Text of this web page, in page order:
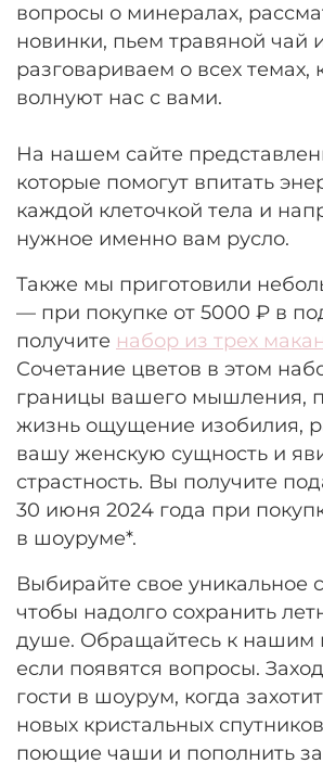
вопросы о минералах,
новинки, пьем травяной чай
разговариваем о всех темах,
волнуют нас с вами.
На нашем сайте
которые помогут впитать
каждой клеточкой тела и
нужное именно вам русло.
Также мы приготовили
— при покупке от 5000 ₽ в
получите набор из трех
Сочетание цветов в этом
границы вашего мышления,
жизнь ощущение изобилия,
вашу женскую сущность и
страстность. Вы получите
30 июня 2024 года при
в шоуруме*.
Выбирайте свое уникальное
чтобы надолго сохранить
душе. Обращайтесь к нашим
если появятся вопросы.
гости в шоурум, когда
новых кристальных
поющие чаши и пополнить